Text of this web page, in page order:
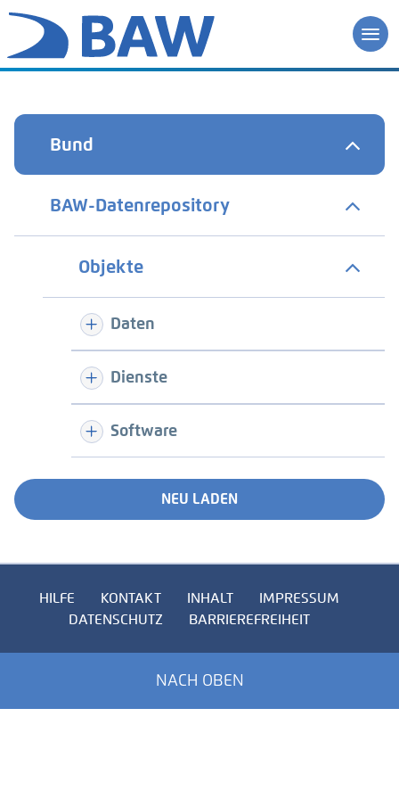
Bund
BAW-Datenrepository
Objekte
Daten
Dienste
Software
NEU LADEN
HILFE KONTAKT INHALT
IMPRESSUM
DATENSCHUTZ
BARRIEREFREIHEIT
NACH OBEN